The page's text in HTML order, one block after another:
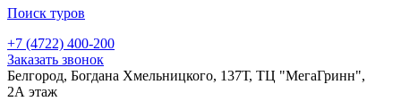
Поиск туров
+7 (4722) 400-200
Заказать звонок
Белгород, Богдана Хмельницкого, 137Т, ТЦ "МегаГринн",
2А этаж